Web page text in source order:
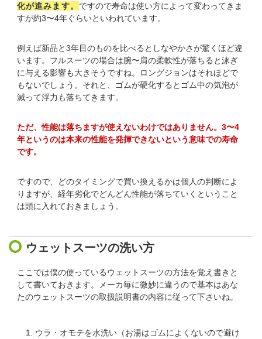
化が進みます。 ですので寿命は使い方によって変わってきま
すが約3〜4年ぐらいといわれています。
例えば新品と3年目のものを比べるとしなやかさが驚くほど違
います。フルスーツの場合は腕〜肩の柔軟性が落ちると泳ぎ
に与える影響も大きそうですね。ロングジョンはそれほどで
もないでしょう。それと、ゴムが硬化するとゴム中の気泡が
減って浮力も落ちてきます。
ただ、性能は落ちますが使えないわけではありません。3〜4
年というのは本来の性能を発揮できないという意味での寿命
です。
ですので、どのタイミングで買い換えるかは個人の判断によ
りますが、経年劣化でどんどん性能が落ちていくということ
は頭に入れておきましょう。
ウェットスーツの洗い方
ここでは僕の使っているウェットスーツの方法を覚え書きと
して書いておきます。メーカ毎に微妙に違うので基本はあな
たのウェットスーツの取扱説明書の内容に従って下さいね。
ウラ・オモテを水洗い（お湯はゴムによくないので避け